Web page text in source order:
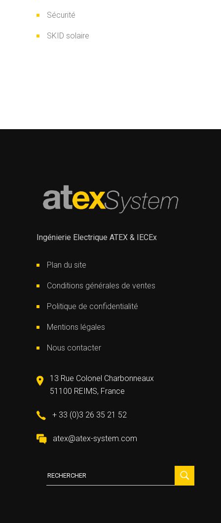
Sécurité
SKID solaire
Ingénierie Electrique ATEX & IECEx
Plan du site
Conditions générales de ventes
Politique de confidentialité
Mentions légales
Nous contacter
13 Rue Colonel Charbonneaux
51100 REIMS, France
+ 33 (0)3 26 35 21 52
atex@atex-system.com